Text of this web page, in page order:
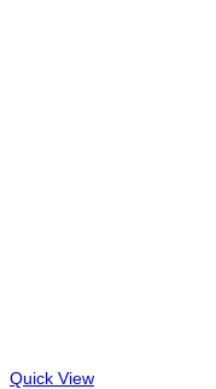
Quick View